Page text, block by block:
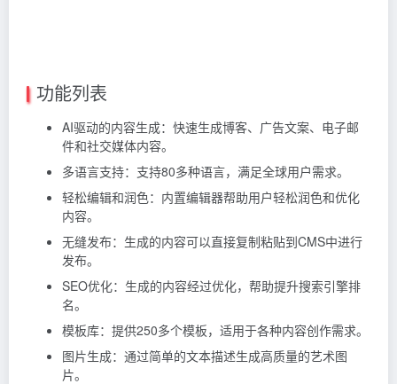
功能列表
AI驱动的内容生成：快速生成博客、广告文案、电子邮
件和社交媒体内容。
多语言支持：支持80多种语言，满足全球用户需求。
轻松编辑和润色：内置编辑器帮助用户轻松润色和优化
内容。
无缝发布：生成的内容可以直接复制粘贴到CMS中进行
发布。
SEO优化：生成的内容经过优化，帮助提升搜索引擎排
名。
模板库：提供250多个模板，适用于各种内容创作需求。
图片生成：通过简单的文本描述生成高质量的艺术图
片。